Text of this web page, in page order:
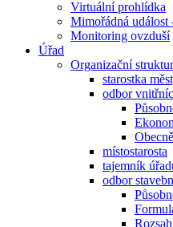
Virtuální prohlídka
Mimořádná událost
Monitoring ovzduší
Úřad
Organizační
starostka
odbor
místostarosta
tajemník
odbor